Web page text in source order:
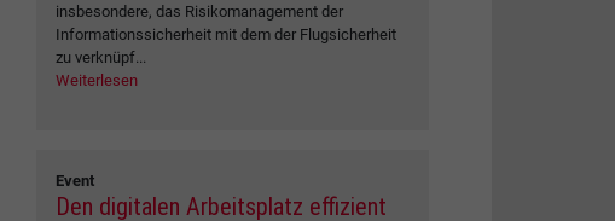
insbesondere, das Risikomanagement der
Informationssicherheit mit dem der Flugsicherheit
zu verknüpf...
Weiterlesen
Event
Den digitalen Arbeitsplatz effizient